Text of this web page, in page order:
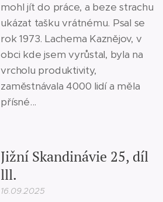
mohl jít do práce, a beze strachu
ukázat tašku vrátnému. Psal se
rok 1973. Lachema Kaznějov, v
obci kde jsem vyrůstal, byla na
vrcholu produktivity,
zaměstnávala 4000 lidí a měla
přísné...
Jižní Skandinávie 25, díl
lll.
16.09.2025